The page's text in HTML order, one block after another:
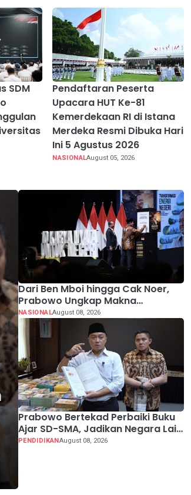
SDM
Pendaftaran Peserta
Upacara HUT Ke-81
Kemerdekaan RI di Istana
Merdeka Resmi Dibuka Hari
Ini 5 Agustus 2026
NASIONALAugust 05, 2026
Dari Ben Mboi hingga Cak Noer,
Prabowo Ungkap Makna
Kepemimpinan: Bekerja, Cintai
Rakyat & Gunakan Akal Sehat
NASIONALAugust 08, 2026
Prabowo Bertekad Perbaiki Buku
Ajar SD-SMA, Jadikan Negara Lain
sebagai Referensi
PENDIDIKANAugust 08, 2026